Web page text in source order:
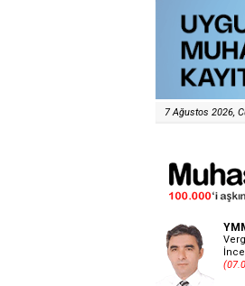
7 Ağustos 2026,